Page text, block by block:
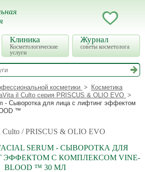
Клиника
Косметологические
услуги
Журнал
советы косметолога
косметики
Косметика
il Culto серия PRISCUS & OLIO EVO
- Сыворотка для лица с лифтинг эффектом
™
Culto / PRISCUS & OLIO EVO
SERUM - СЫВОРОТКА ДЛЯ
ЭФФЕКТОМ С КОМПЛЕКСОМ VINE-
BLOOD ™ 30 МЛ